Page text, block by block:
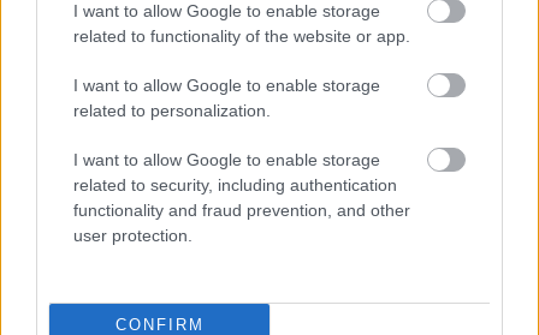
I want to allow Google to enable storage
related to functionality of the website or app.
I want to allow Google to enable storage
related to personalization.
I want to allow Google to enable storage
related to security, including authentication
functionality and fraud prevention, and other
user protection.
CONFIRM